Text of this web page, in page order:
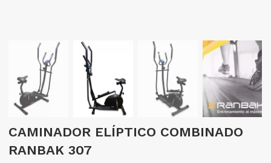
CAMINADOR ELÍPTICO COMBINADO
RANBAK 307